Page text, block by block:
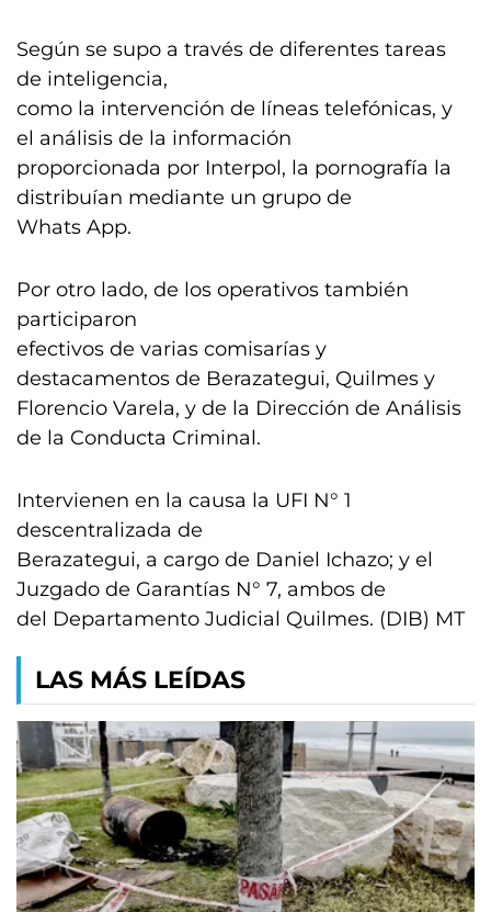
Según se supo a través de diferentes tareas
de inteligencia,
como la intervención de líneas telefónicas, y
el análisis de la información
proporcionada por Interpol, la pornografía la
distribuían mediante un grupo de
Whats App.
Por otro lado, de los operativos también
participaron
efectivos de varias comisarías y
destacamentos de Berazategui, Quilmes y
Florencio Varela, y de la Dirección de Análisis
de la Conducta Criminal.
Intervienen en la causa la UFI N° 1
descentralizada de
Berazategui, a cargo de Daniel Ichazo; y el
Juzgado de Garantías N° 7, ambos de
del Departamento Judicial Quilmes. (DIB) MT
LAS MÁS LEÍDAS